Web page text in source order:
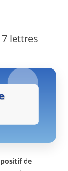
lettres
de